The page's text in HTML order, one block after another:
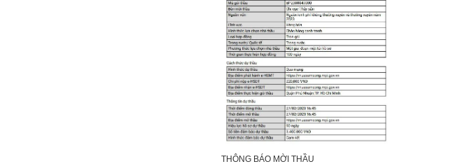
THÔNG BÁO MỜI THẦU